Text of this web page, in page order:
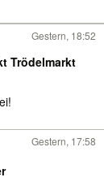
Gestern, 18:52
Trödelmarkt
Gestern, 17:58